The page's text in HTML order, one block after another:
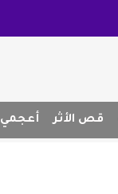
قص الأثر أعجمي